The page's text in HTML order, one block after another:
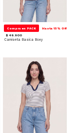
Compra en PACK Hasta 15% Off
$ 49.900
Camiseta Basica Boxy